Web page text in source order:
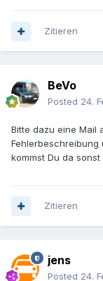
Zitieren
BeVo
Posted 24.
Bitte dazu eine Mail
Fehlerbeschreibung
kommst Du da
Zitieren
jens
Posted 24.